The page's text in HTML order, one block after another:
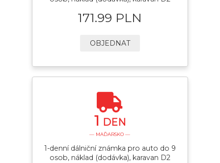
171.99 PLN
OBJEDNAT
1 DEN
— MAĎARSKO —
1-denní dálniční známka pro auto do 9
osob, náklad (dodávka), karavan D2